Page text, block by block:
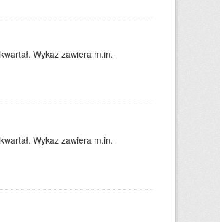
Wykaz zawiera m.in.
Wykaz zawiera m.in.